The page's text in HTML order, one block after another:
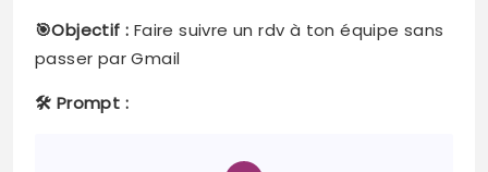
🎯Objectif : Faire suivre un rdv à ton équipe sans
passer par Gmail
🛠️ Prompt :